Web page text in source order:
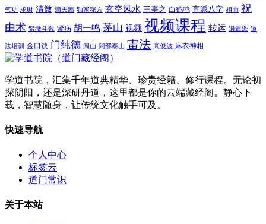
气功 求财 清微 滴天髓 独家秘方 玄空风水 王亭之 白鹤鸣 盲派八字 相面 祝
由术 紫微斗数 肾病 胡一鸣 茅山 视频 视频课程 转运 逍遥派 道
法培训 金口诀 门纯德 闾山 阿部泰山 雷法 高俊波 麻衣神相
学道书院，汇集千年道典精华、珍贵经籍、修行课程。无论初
探阴阳，还是深研丹道，这里都是你的云端藏经阁。静心下
载，智慧随身，让传统文化触手可及。
快速导航
个人中心
标签云
道门常识
关于本站